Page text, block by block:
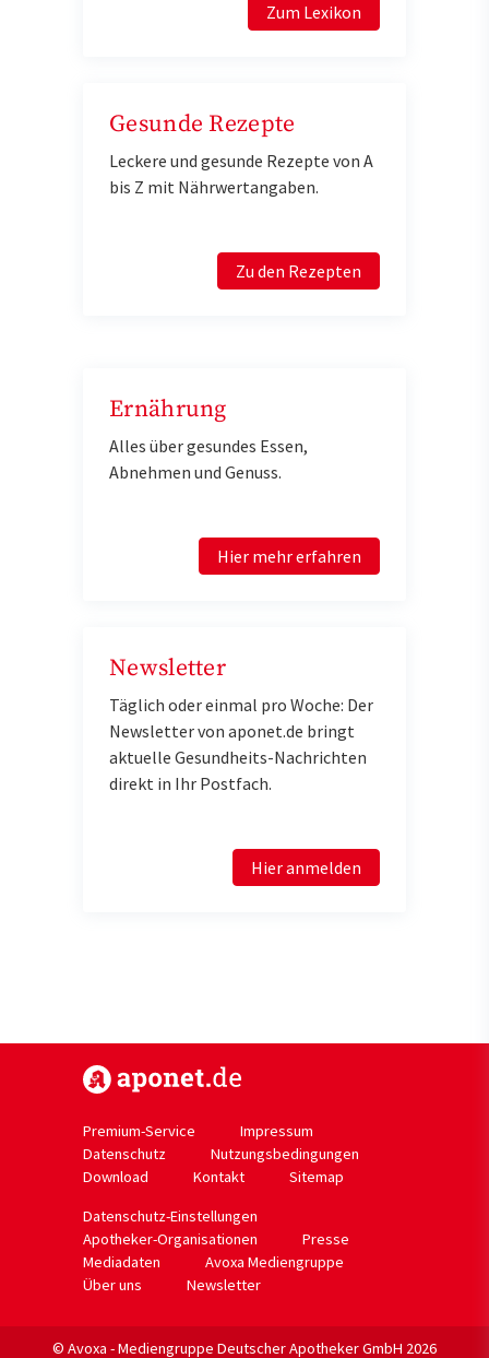
Zum Lexikon
Gesunde Rezepte
Leckere und gesunde Rezepte von A
bis Z mit Nährwertangaben.
Zu den Rezepten
Ernährung
Alles über gesundes Essen,
Abnehmen und Genuss.
Hier mehr erfahren
Newsletter
Täglich oder einmal pro Woche: Der
Newsletter von aponet.de bringt
aktuelle Gesundheits-Nachrichten
direkt in Ihr Postfach.
Hier anmelden
Premium-Service
Impressum
Datenschutz
Nutzungsbedingungen
Download
Kontakt
Sitemap
Datenschutz-Einstellungen
Apotheker-Organisationen
Presse
Mediadaten
Avoxa Mediengruppe
Über uns
Newsletter
© Avoxa - Mediengruppe Deutscher Apotheker GmbH 2026